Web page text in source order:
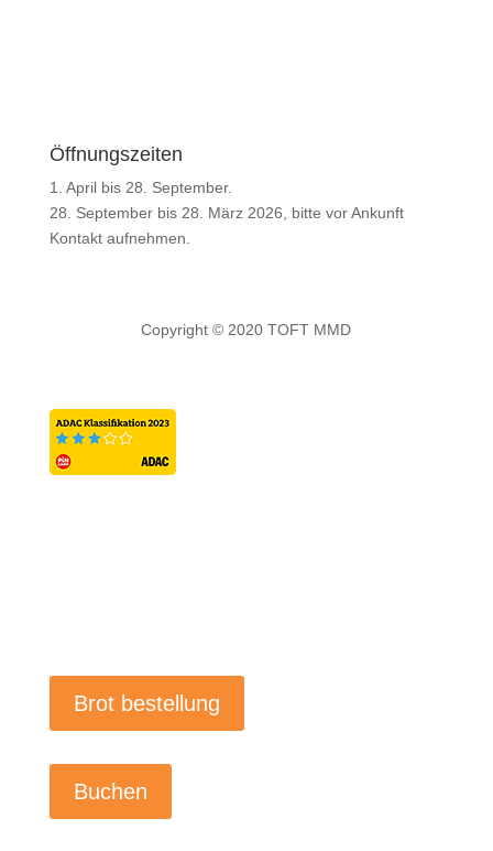
Öffnungszeiten
1. April bis 28. September.
28. September bis 28. März 2026, bitte vor Ankunft
Kontakt aufnehmen.
Copyright © 2020 TOFT MMD
Brot bestellung
Buchen